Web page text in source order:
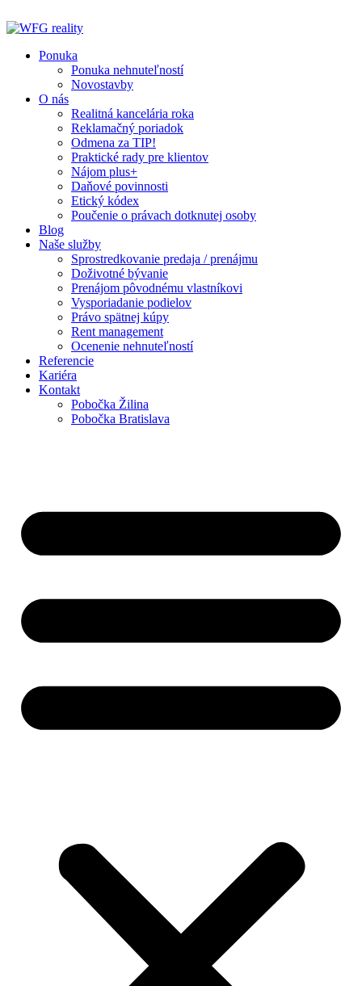
na
Ponuka
Ponuka nehnuteľností
Novostavby
O nás
Realitná kancelária roka
Reklamačný poriadok
Odmena za TIP!
Praktické rady pre klientov
Nájom plus+
Daňové povinnosti
Etický kódex
Poučenie o právach dotknutej osoby
Blog
Naše služby
Sprostredkovanie predaja / prenájmu
Doživotné bývanie
Prenájom pôvodnému vlastníkovi
Vysporiadanie podielov
Právo spätnej kúpy
Rent management
Ocenenie nehnuteľností
Referencie
Kariéra
Kontakt
Pobočka Žilina
Pobočka Bratislava